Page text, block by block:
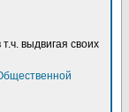
выдвигая своих